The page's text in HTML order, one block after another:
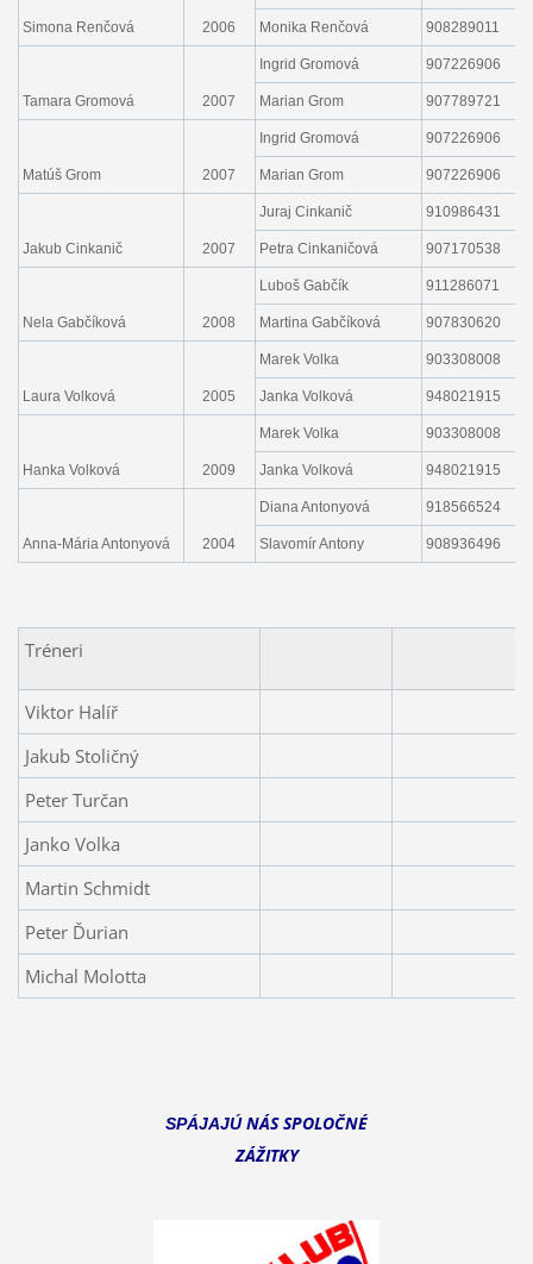
Simona Renčová 2006 Monika Renčová 908289011
Tamara Gromová 2007
Ingrid Gromová 907226906
Marian Grom 907789721
Matúš Grom 2007
Ingrid Gromová 907226906
Marian Grom 907226906
Jakub Cinkanič 2007
Juraj Cinkanič 910986431
Petra Cinkaničová 907170538
Nela Gabčíková 2008
Luboš Gabčík 911286071
Martina Gabčíková 907830620
Laura Volková 2005
Marek Volka 903308008
Janka Volková 948021915
Hanka Volková 2009
Marek Volka 903308008
Janka Volková 948021915
Anna-Mária Antonyová 2004
Diana Antonyová 918566524
Slavomír Antony 908936496
Tréneri
Viktor Halíř
Jakub Stoličný
Peter Turčan
Janko Volka
Martin Schmidt
Peter Ďurian
Michal Molotta
SPÁJAJÚNÁS SPOLOČNÉ
ZÁŽITKY